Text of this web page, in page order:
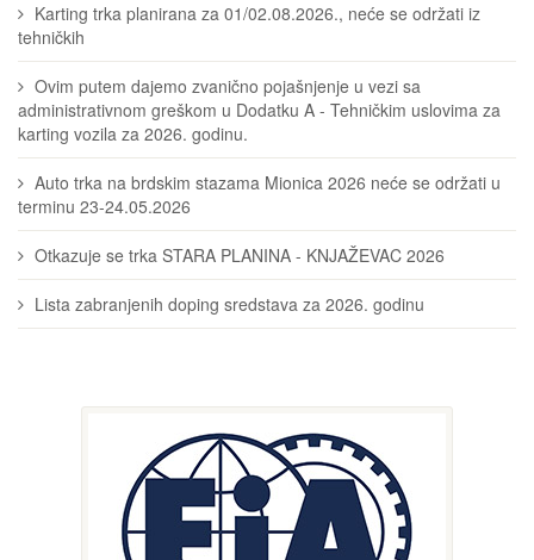
Karting trka planirana za 01/02.08.2026., neće se održati iz
tehničkih
Ovim putem dajemo zvanično pojašnjenje u vezi sa
administrativnom greškom u Dodatku A - Tehničkim uslovima za
karting vozila za 2026. godinu.
Auto trka na brdskim stazama Mionica 2026 neće se održati u
terminu 23-24.05.2026
Otkazuje se trka STARA PLANINA - KNJAŽEVAC 2026
Lista zabranjenih doping sredstava za 2026. godinu